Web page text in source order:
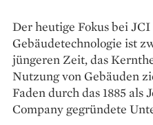
Der heutige Fokus bei
Gebäude­technologie ist
jüngeren Zeit, das
Nutzung von Gebäuden
Faden durch das 1885 als
Company gegrün­dete